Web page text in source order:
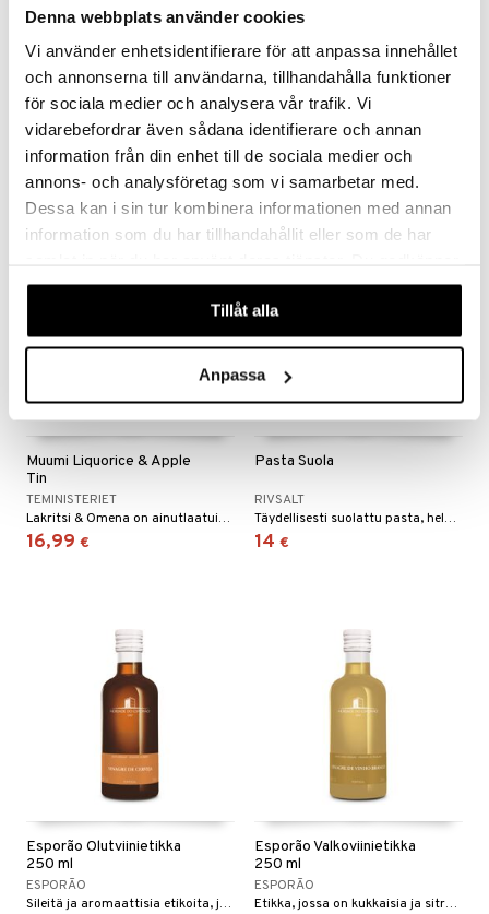
Denna webbplats använder cookies
Vi använder enhetsidentifierare för att anpassa innehållet
och annonserna till användarna, tillhandahålla funktioner
för sociala medier och analysera vår trafik. Vi
vidarebefordrar även sådana identifierare och annan
information från din enhet till de sociala medier och
annons- och analysföretag som vi samarbetar med.
Dessa kan i sin tur kombinera informationen med annan
information som du har tillhandahållit eller som de har
våra cookies vid fortsatt användande av vår webbplats.
Tillåt alla
Anpassa
Moomin Mama Quince Tin
TEMINISTERIET
Mama Quince on musta teesekoitus, jota on täydennetty kvittenillä, luonnollinen hedelmäaromi, joka antaa ihanan makean ja kirpeän maun
16,99 €
Moomin Papa Grey Tin
TEMINISTERIET
16,99 €
Muumi Liquorice & Apple
Tin
TEMINISTERIET
Lakritsi & Omena on ainutlaatuisesti luotu sekoitus, joka yhdistää lakritsin rikkaat, maanläheiset sävyt omenan raikkaaseen, rapeaan makuun.
16,99 €
Pasta Suola
RIVSALT
Täydellisesti suolattu pasta, helposti tehty Pastasuolallamme!
14 €
Esporão Olutviinietikka
250 ml
ESPORÃO
Sileitä ja aromaattisia etikoita, joissa on maltaan makuja.
Esporão Valkoviinietikka
250 ml
ESPORÃO
Etikka, jossa on kukkaisia ja sitruksisia sävyjä, joita ranskalaisissa tammitynnyreissä kypsytys vahvistaa.